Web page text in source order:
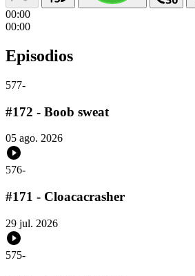
00:00
00:00
Episodios
577-
#172 - Boob sweat
05 ago. 2026
576-
#171 - Cloacacrasher
29 jul. 2026
575-